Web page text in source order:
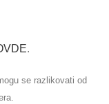
.
se razlikovati od